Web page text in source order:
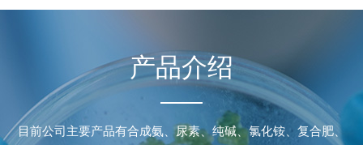
产品介绍
目前公司主要产品有合成氨、尿素、纯碱、氯化铵、复合肥、